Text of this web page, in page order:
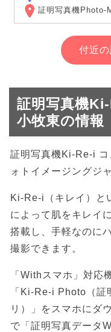
証明写真機Photo-
付近
証明写真機
小牧東の情報
証明写真機Ki-Re-i コ
ォトイメージングジ
Ki-Re-i（キレイ）と
によって肌をキレイ
搭載し、手軽なのに
撮影できます。
「Withスマホ」対応
「Ki-Re-i Photo（証
リ）」をスマホにダ
で「証明写真データ